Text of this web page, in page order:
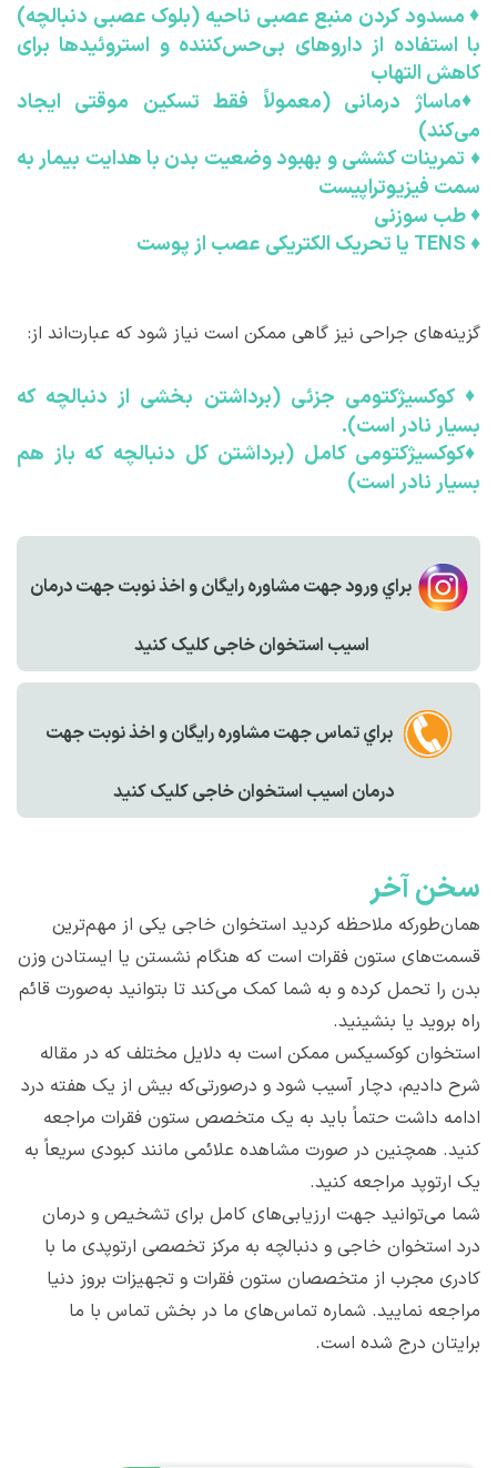
♦مسدود کردن منبع عصبی ناحیه (بلوک عصبی دنبالچه)
با استفاده از داروهای بی‌حس‌کننده و استروئیدها برای
کاهش التهاب
♦ماساژ درمانی (معمولاً فقط تسکین موقتی ایجاد
می‌کند)
♦ تمرینات کششی و بهبود وضعیت بدن با هدایت بیمار به
سمت فیزیوتراپیست
♦طب سوزنی
♦
گزینه‌های جراحی نیز گاهی ممکن است نیاز شود که عبارت‌اند از:
♦ کوکسیژکتومی جزئی (برداشتن بخشی از دنبالچه که
بسیار نادر است).
♦کوکسیژکتومی کامل (برداشتن کل دنبالچه که باز هم
بسیار نادر است)
براي ورود جهت مشاوره رايگان و اخذ نوبت جهت درمان
اسیب استخوان خاجی کليک کنيد
براي تماس جهت مشاوره رايگان و اخذ نوبت جهت
درمان اسیب استخوان خاجی کليک کنيد
سخن آخر
همان‌طورکه ملاحظه کردید استخوان خاجی یکی از مهم‌ترین
قسمت‌های ستون فقرات است که هنگام نشستن یا ایستادن وزن
بدن را تحمل کرده و به شما کمک می‌کند تا بتوانید به‌صورت قائم
راه بروید یا بنشینید.
استخوان کوکسیکس ممکن است به دلایل مختلف که در مقاله
شرح دادیم، دچار آسیب شود و درصورتی‌که بیش از یک هفته درد
ادامه داشت حتماً باید به یک متخصص ستون فقرات مراجعه
کنید. همچنین در صورت مشاهده علائمی مانند کبودی سریعاً به
یک ارتوپد مراجعه کنید.
شما می‌توانید جهت ارزیابی‌های کامل برای تشخیص و درمان
درد استخوان خاجی و دنبالچه به مرکز تخصصی ارتوپدی ما با
کادری مجرب از متخصصان ستون فقرات و تجهیزات بروز دنیا
مراجعه نمایید. شماره تماس‌های ما در بخش تماس با ما
برایتان درج شده است.